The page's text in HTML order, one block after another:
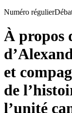
Numéro régulier
À propos
et
de
l’unité